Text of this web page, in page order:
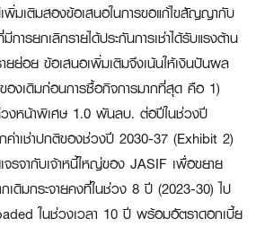
พิ่มเติมสองข้อเสนอในการขอแก้ไขสัญญากับ
ารยกเลิกรายได้ประกันการเช่าได้รับแรงต้าน
ย่อย ข้อเสนอเพิ่มเติมจึงเน้นให้เงินปันผล
งเดิมก่อนการซื้อกิจการมากที่สุด คือ 1)
วงหน้าพิเศษ 1.0 พันลบ. ต่อปีในช่วงปี
ค่าเช่าปกติของช่วงปี 2030-37 (Exhibit 2)
จรจากับเจ้าหนี้ใหญ่ของ JASIF เพื่อขยาย
กเดิมกระจายคงที่ในช่วง 8 ปี (2023-30) ไป
ในช่วงเวลา 10 ปี พร้อมอัตราดอกเบี้ย